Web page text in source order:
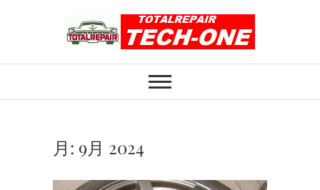
ホイール修理のト
ータルリペアテッ
月: 9月 2024